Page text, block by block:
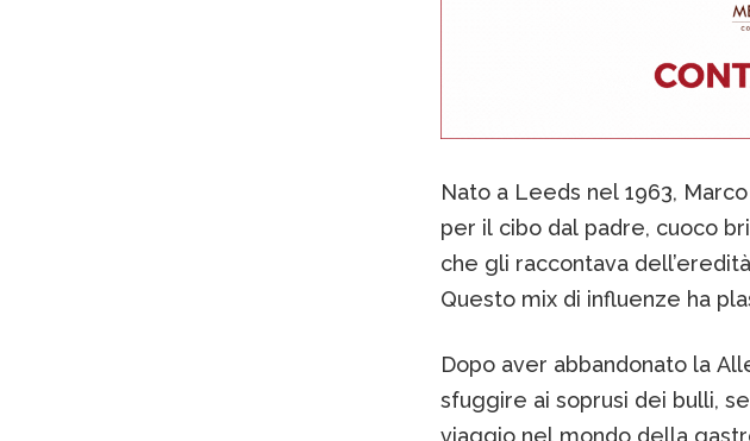
Nato a Leeds nel 1963,
per il cibo dal padre, cuoco
che gli raccontava
Questo mix di influenze ha
Dopo aver abbandonato la
sfuggire ai soprusi dei bulli,
viaggio nel mondo della